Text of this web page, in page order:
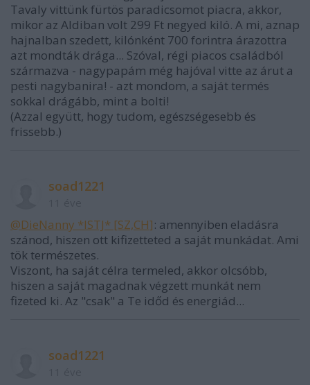
Tavaly vittünk fürtös paradicsomot piacra, akkor,
mikor az Aldiban volt 299 Ft negyed kiló. A mi, aznap
hajnalban szedett, kilónként 700 forintra árazottra
azt mondták drága... Szóval, régi piacos családból
származva - nagypapám még hajóval vitte az árut a
pesti nagybanira! - azt mondom, a saját termés
sokkal drágább, mint a bolti!
(Azzal együtt, hogy tudom, egészségesebb és
frissebb.)
soad1221
@DieNanny *ISTJ* [SZ,CH]: amennyiben eladásra
szánod, hiszen ott kifizetteted a saját munkádat. Ami
tök természetes.
Viszont, ha saját célra termeled, akkor olcsóbb,
hiszen a saját magadnak végzett munkát nem
fizeted ki. Az "csak" a Te időd és energiád...
soad1221